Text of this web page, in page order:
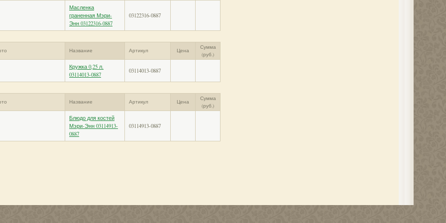
Масленка
граненная Мэри-
Энн 03122316-0887
03122316-0887
Название Артикул Цена
Сумма
(руб.)
Кружка 0,25 л.
03114013-0887
03114013-0887
Название Артикул Цена
Сумма
(руб.)
Блюдо для костей
Мэри-Энн 03114913-
0887
03114913-0887